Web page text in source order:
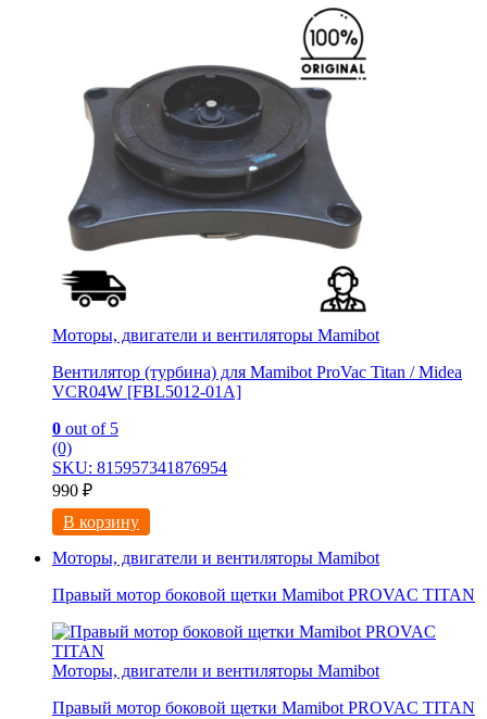
Моторы, двигатели и вентиляторы Mamibot
Вентилятор (турбина) для Mamibot ProVac Titan / Midea
VCR04W [FBL5012-01A]
0 out of 5
(0)
SKU: 815957341876954
990 ₽
В корзину
Моторы, двигатели и вентиляторы Mamibot
Правый мотор боковой щетки Mamibot PROVAC TITAN
Моторы, двигатели и вентиляторы Mamibot
Правый мотор боковой щетки Mamibot PROVAC TITAN